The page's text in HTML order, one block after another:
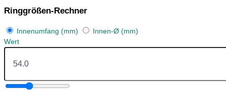
Ringgrößen-Rechner
Innenumfang (mm)
Innen-Ø (mm)
Wert